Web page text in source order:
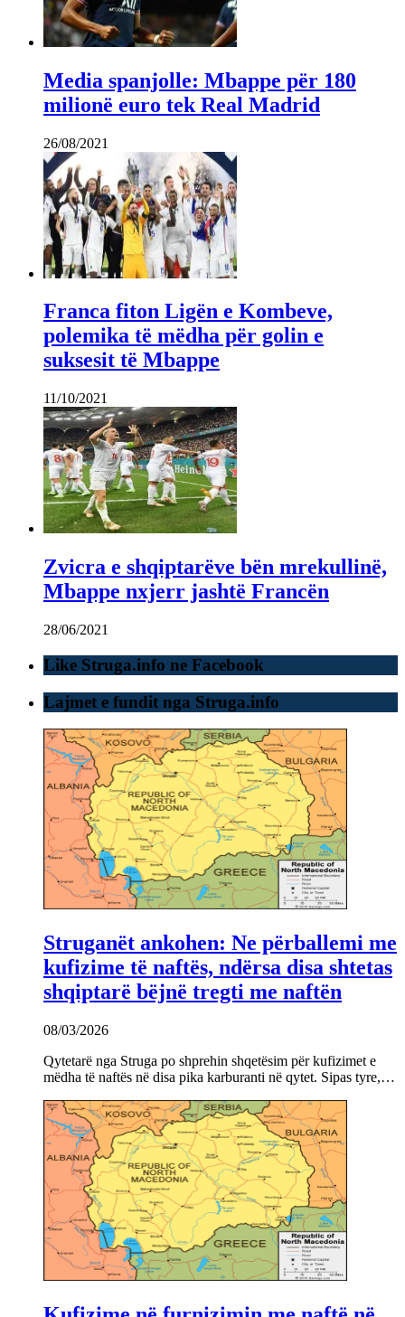
Media spanjolle: Mbappe për 180
milionë euro tek Real Madrid
26/08/2021
Franca fiton Ligën e Kombeve,
polemika të mëdha për golin e
suksesit të Mbappe
11/10/2021
Zvicra e shqiptarëve bën mrekullinë,
Mbappe nxjerr jashtë Francën
28/06/2021
Like Struga.info ne Facebook
Lajmet e fundit nga Struga.info
Struganët ankohen: Ne përballemi me
kufizime të naftës, ndërsa disa shtetas
shqiptarë bëjnë tregti me naftën
08/03/2026
Qytetarë nga Struga po shprehin shqetësim për kufizimet e
mëdha të naftës në disa pika karburanti në qytet. Sipas tyre,…